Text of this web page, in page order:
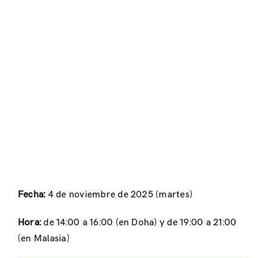
Fecha:4 de noviembre de 2025 (martes)
Hora:de 14:00 a 16:00 (en Doha) y de 19:00 a 21:00
(en Malasia)